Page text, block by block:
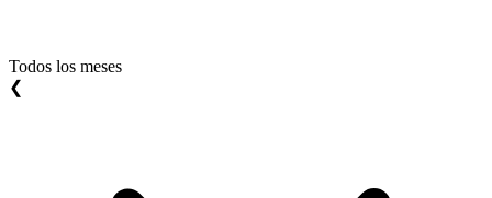
Todos los meses
❮